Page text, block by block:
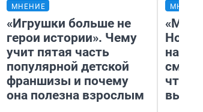
МНЕНИЕ
«Игрушки больше не
герои истории». Чему
учит пятая часть
популярной детской
франшизы и почему
она полезна взрослым
«Мы